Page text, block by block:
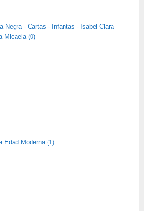
Negra - Cartas - Infantas - Isabel Clara
Micaela (0)
Edad Moderna (1)